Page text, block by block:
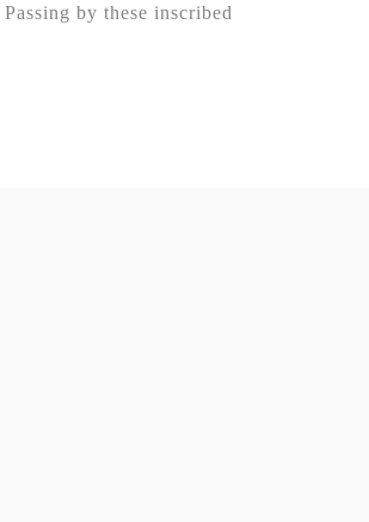
by these inscribed